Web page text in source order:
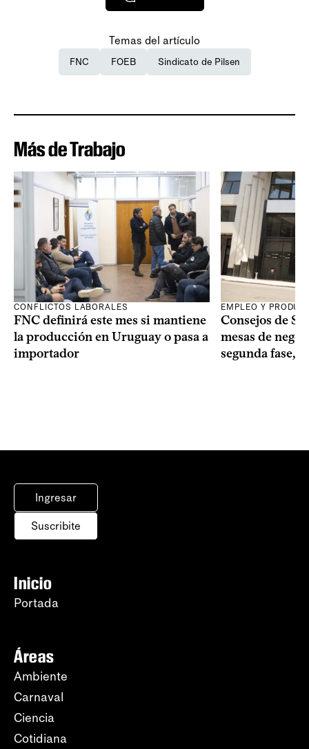
Temas del artículo
FNC FOEB Sindicato de Pilsen
Más de Trabajo
CONFLICTOS LABORALES
FNC definirá este mes si mantiene
la producción en Uruguay o pasa a
importador
EMPLEO Y
Consejos de
mesas de
segunda fase,
Ingresar
Suscribite
Inicio
Portada
Áreas
Ambiente
Carnaval
Ciencia
Cotidiana